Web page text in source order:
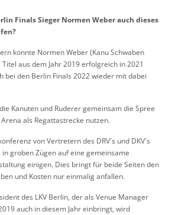
Finals Sieger Normen Weber auch dieses
konnte Normen Weber (Kanu Schwaben
aus dem Jahr 2019 erfolgreich in 2021
bei den Berlin Finals 2022 wieder mit dabei
Kanuten und Ruderer gemeinsam die Spree
als Regattastrecke nutzen.
von Vertretern des DRV´s und DKV´s
groben Zügen auf eine gemeinsame
einigen. Dies bringt für beide Seiten den
und Kosten nur einmalig anfallen.
des LKV Berlin, der als Venue Manager
auch in diesem Jahr einbringt, wird